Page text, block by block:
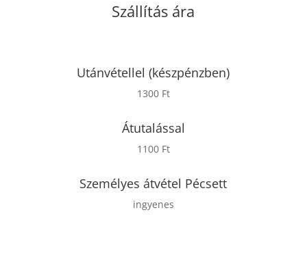
Szállítás ára
Utánvétellel (készpénzben)
1300 Ft
Átutalással
1100 Ft
Személyes átvétel Pécsett
ingyenes